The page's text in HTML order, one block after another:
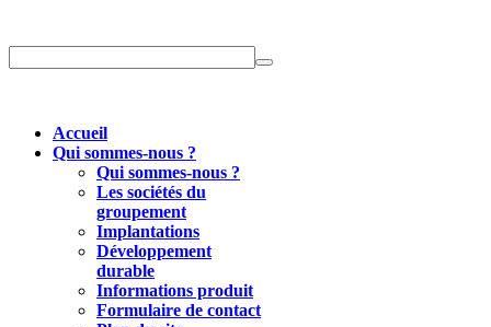
Accueil
Qui sommes-nous ?
Qui sommes-nous ?
Les sociétés du
groupement
Implantations
Développement
durable
Informations produit
Formulaire de contact